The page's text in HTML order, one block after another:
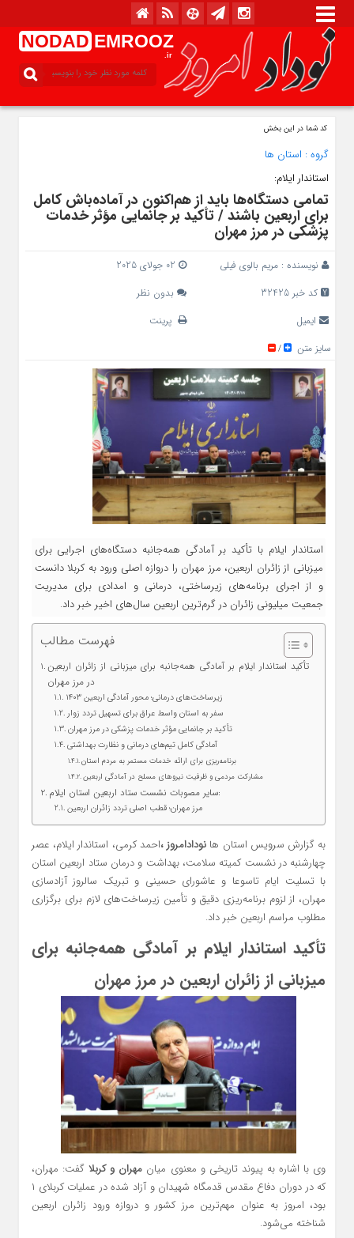
NODAD EMROOZ
.ir
کد شما در این بخش
گروه : استان ها
استاندار ایلام:
تمامی دستگاه‌ها باید از هم‌اکنون در آماده‌باش کامل
برای اربعین باشند / تأکید بر جانمایی مؤثر خدمات
پزشکی در مرز مهران
نویسنده : مریم بالوی فیلی
کد خبر 32425
بدون نظر
ایمیل
پرینت
سایز متن
/
استاندار ایلام با تأکید بر آمادگی همه‌جانبه دستگاه‌های اجرایی برای
میزبانی از زائران اربعین، مرز مهران را دروازه‌ اصلی ورود به کربلا دانست
و از اجرای برنامه‌های زیرساختی، درمانی و امدادی برای مدیریت
جمعیت میلیونی زائران در گرم‌ترین اربعین سال‌های اخیر خبر داد.
فهرست مطالب
تأکید استاندار ایلام بر آمادگی همه‌جانبه برای میزبانی از زائران اربعین
در مرز مهران
زیرساخت‌های درمانی؛ محور آمادگی اربعین ۱۴۰۳
سفر به استان واسط عراق برای تسهیل تردد زوار
تأکید بر جانمایی مؤثر خدمات پزشکی در مرز مهران
آمادگی کامل تیم‌های درمانی و نظارت بهداشتی
برنامه‌ریزی برای ارائه خدمات مستمر به مردم استان
مشارکت مردمی و ظرفیت نیروهای مسلح در آمادگی اربعین
سایر مصوبات نشست ستاد اربعین استان ایلام:
مرز مهران؛ قطب اصلی تردد زائران اربعین
به گزارش سرویس استان ها نودادامروز ،احمد کرمی، استاندار ایلام، عصر
چهارشنبه در نشست کمیته سلامت، بهداشت و درمان ستاد اربعین استان
با تسلیت ایام تاسوعا و عاشورای حسینی و تبریک سالروز آزادسازی
مهران، از لزوم برنامه‌ریزی دقیق و تأمین زیرساخت‌های لازم برای برگزاری
مطلوب مراسم اربعین خبر داد.
تأکید استاندار ایلام بر آمادگی همه‌جانبه برای
میزبانی از زائران اربعین در مرز مهران
وی با اشاره به پیوند تاریخی و معنوی میان مهران و کربلاگفت: مهران،
که در دوران دفاع مقدس قدمگاه شهیدان و آزاد شده در عملیات کربلای ۱
بود، امروز به عنوان مهم‌ترین مرز کشور و دروازه ورود زائران اربعین
شناخته می‌شود.